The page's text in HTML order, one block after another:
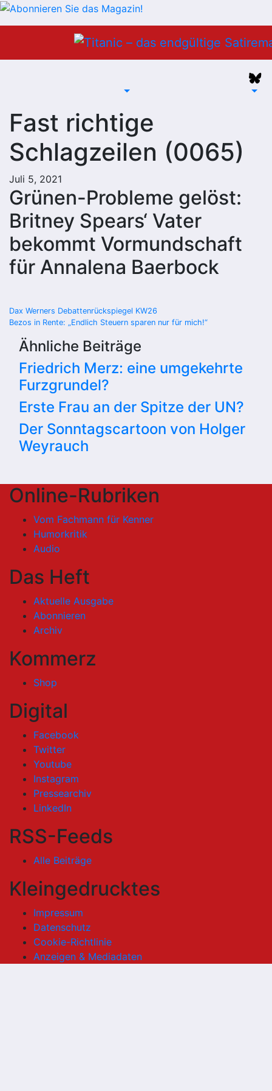
Fast richtige
Schlagzeilen (0065)
Juli 5, 2021
Grünen-Probleme gelöst:
Britney Spears‘ Vater
bekommt Vormundschaft
für Annalena Baerbock
Beitragsnavigation
Dax Werners Debattenrückspiegel KW26
Bezos in Rente: „Endlich Steuern sparen nur für mich!“
Ähnliche Beiträge
Friedrich Merz: eine umgekehrte
Furzgrundel?
Erste Frau an der Spitze der UN?
Der Sonntagscartoon von Holger
Weyrauch
Online-Rubriken
Vom Fachmann für Kenner
Humorkritik
Audio
Das Heft
Aktuelle Ausgabe
Abonnieren
Archiv
Kommerz
Shop
Digital
Facebook
Twitter
Youtube
Instagram
Pressearchiv
LinkedIn
RSS-Feeds
Alle Beiträge
Kleingedrucktes
Impressum
Datenschutz
Cookie-Richtlinie
Anzeigen & Mediadaten